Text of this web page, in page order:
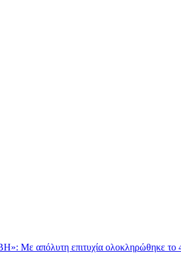
Με απόλυτη επιτυχία ολοκληρώθηκε